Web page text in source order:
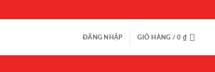
ĐĂNG NHẬP GIỎ HÀNG /0 ₫